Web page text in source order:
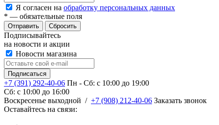
Я согласен на обработку персональных данных
* — обязательные поля
Сбросить
Подписывайтесь
на новости и акции
Новости магазина
+7 (391) 292-40-06 Пн - Сб: c 10:00 до 19:00
Сб: c 10:00 до 16:00
​Воскресенье выходной / +7 (908) 212-40-06 Заказать звонок
Оставайтесь на связи: